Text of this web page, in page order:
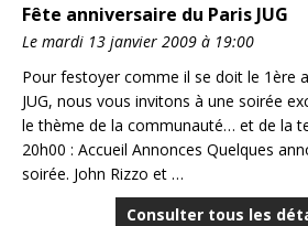
Fête anniversaire du Paris JUG
Le mardi 13 janvier 2009 à 19:00
Pour festoyer comme il se doit le 1ère
JUG, nous vous invitons à une soirée
le thème de la communauté… et de la
20h00 : Accueil Annonces Quelques
soirée. John Rizzo et …
Consulter tous les